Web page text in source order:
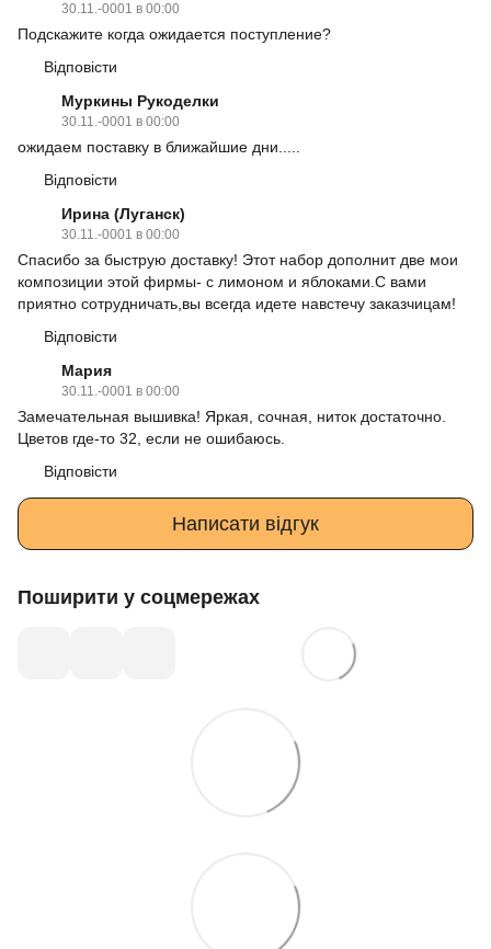
30.11.-0001 в 00:00
Подскажите когда ожидается поступление?
Відповісти
Муркины Рукоделки
30.11.-0001 в 00:00
ожидаем поставку в ближайшие дни.....
Відповісти
Ирина (Луганск)
30.11.-0001 в 00:00
Спасибо за быструю доставку! Этот набор дополнит две мои
композиции этой фирмы- с лимоном и яблоками.С вами
приятно сотрудничать,вы всегда идете навстечу заказчицам!
Відповісти
Мария
30.11.-0001 в 00:00
Замечательная вышивка! Яркая, сочная, ниток достаточно.
Цветов где-то 32, если не ошибаюсь.
Відповісти
Написати відгук
Поширити у соцмережах